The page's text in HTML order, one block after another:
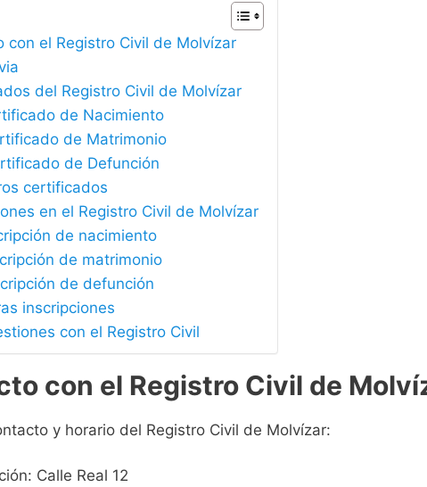
con el Registro Civil de Molvízar
del Registro Civil de Molvízar
de Nacimiento
de Matrimonio
de Defunción
certificados
en el Registro Civil de Molvízar
de nacimiento
de matrimonio
de defunción
inscripciones
con el Registro Civil
con el Registro Civil de
y horario del Registro Civil de Molvízar:
Calle Real 12